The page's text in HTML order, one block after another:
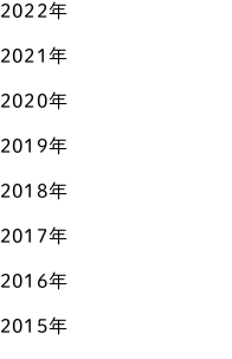
グ（シェルティー）
イングリッシュコッカース
パニエル
シェットランドシープドッ
フレンチブルドッグ
石川県
神奈川県
福岡県
福島県
2022年
2021年
2020年
2019年
2018年
2017年
2016年
2015年